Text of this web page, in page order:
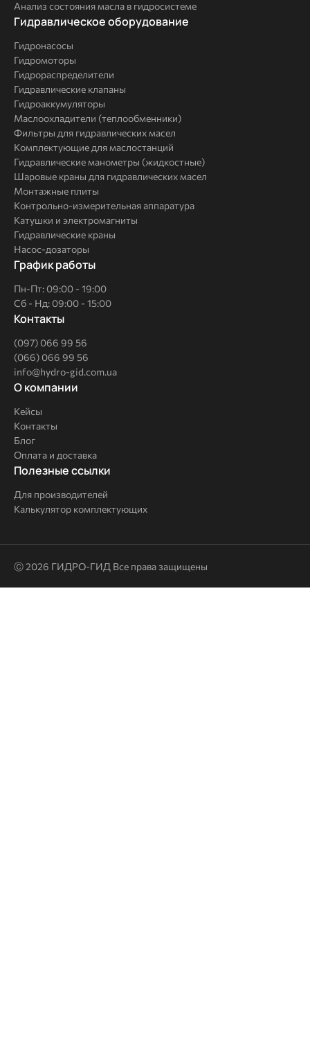
Анализ состояния масла в гидросистеме
Комплексные
Гидравлическое оборудование
Гидронасосы
Гидромоторы
Гидрораспределители
Гидравлические клапаны
Гидроаккумуляторы
Маслоохладители (теплообменники)
Фильтры для гидравлических масел
Комплектующие для маслостанций
Гидравлические манометры (жидкостные)
Шаровые краны для гидравлических масел
Монтажные плиты
Контрольно-измерительная аппаратура
Катушки и электромагниты
Гидравлические краны
Насос-дозаторы
График работы
Пн-Пт: 09:00 - 19:00
Сб - Нд: 09:00 - 15:00
Контакты
(097) 066 99 56
(066) 066 99 56
info@hydro-gid.com.ua
О
компании
О компании
Кейсы
Контакты
Блог
Оплата и доставка
Полезные
Полезные ссылки
Для производителей
Калькулятор комплектующих
Ⓒ 2026 ГИДРО-ГИД Все права защищены